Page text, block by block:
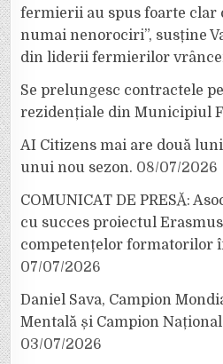
fermierii au spus foarte clar
numai nenorociri”, susține
din liderii fermierilor
Se prelungesc contractele
rezidențiale din Municipiul
AI Citizens mai are două
unui nou sezon. 08/07/2026
COMUNICAT DE PRESĂ:
cu succes proiectul
competențelor formatorilor
07/07/2026
Daniel Sava, Campion
Mentală și Campion
03/07/2026